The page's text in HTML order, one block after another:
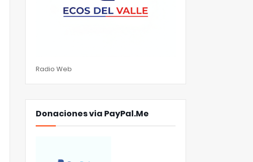
Radio Web
Donaciones via PayPal.Me